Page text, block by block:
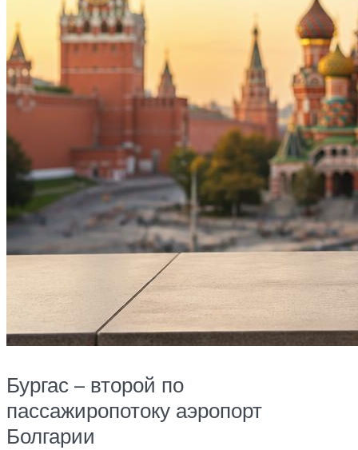
Бургас – второй по
пассажиропотоку аэропорт
Болгарии